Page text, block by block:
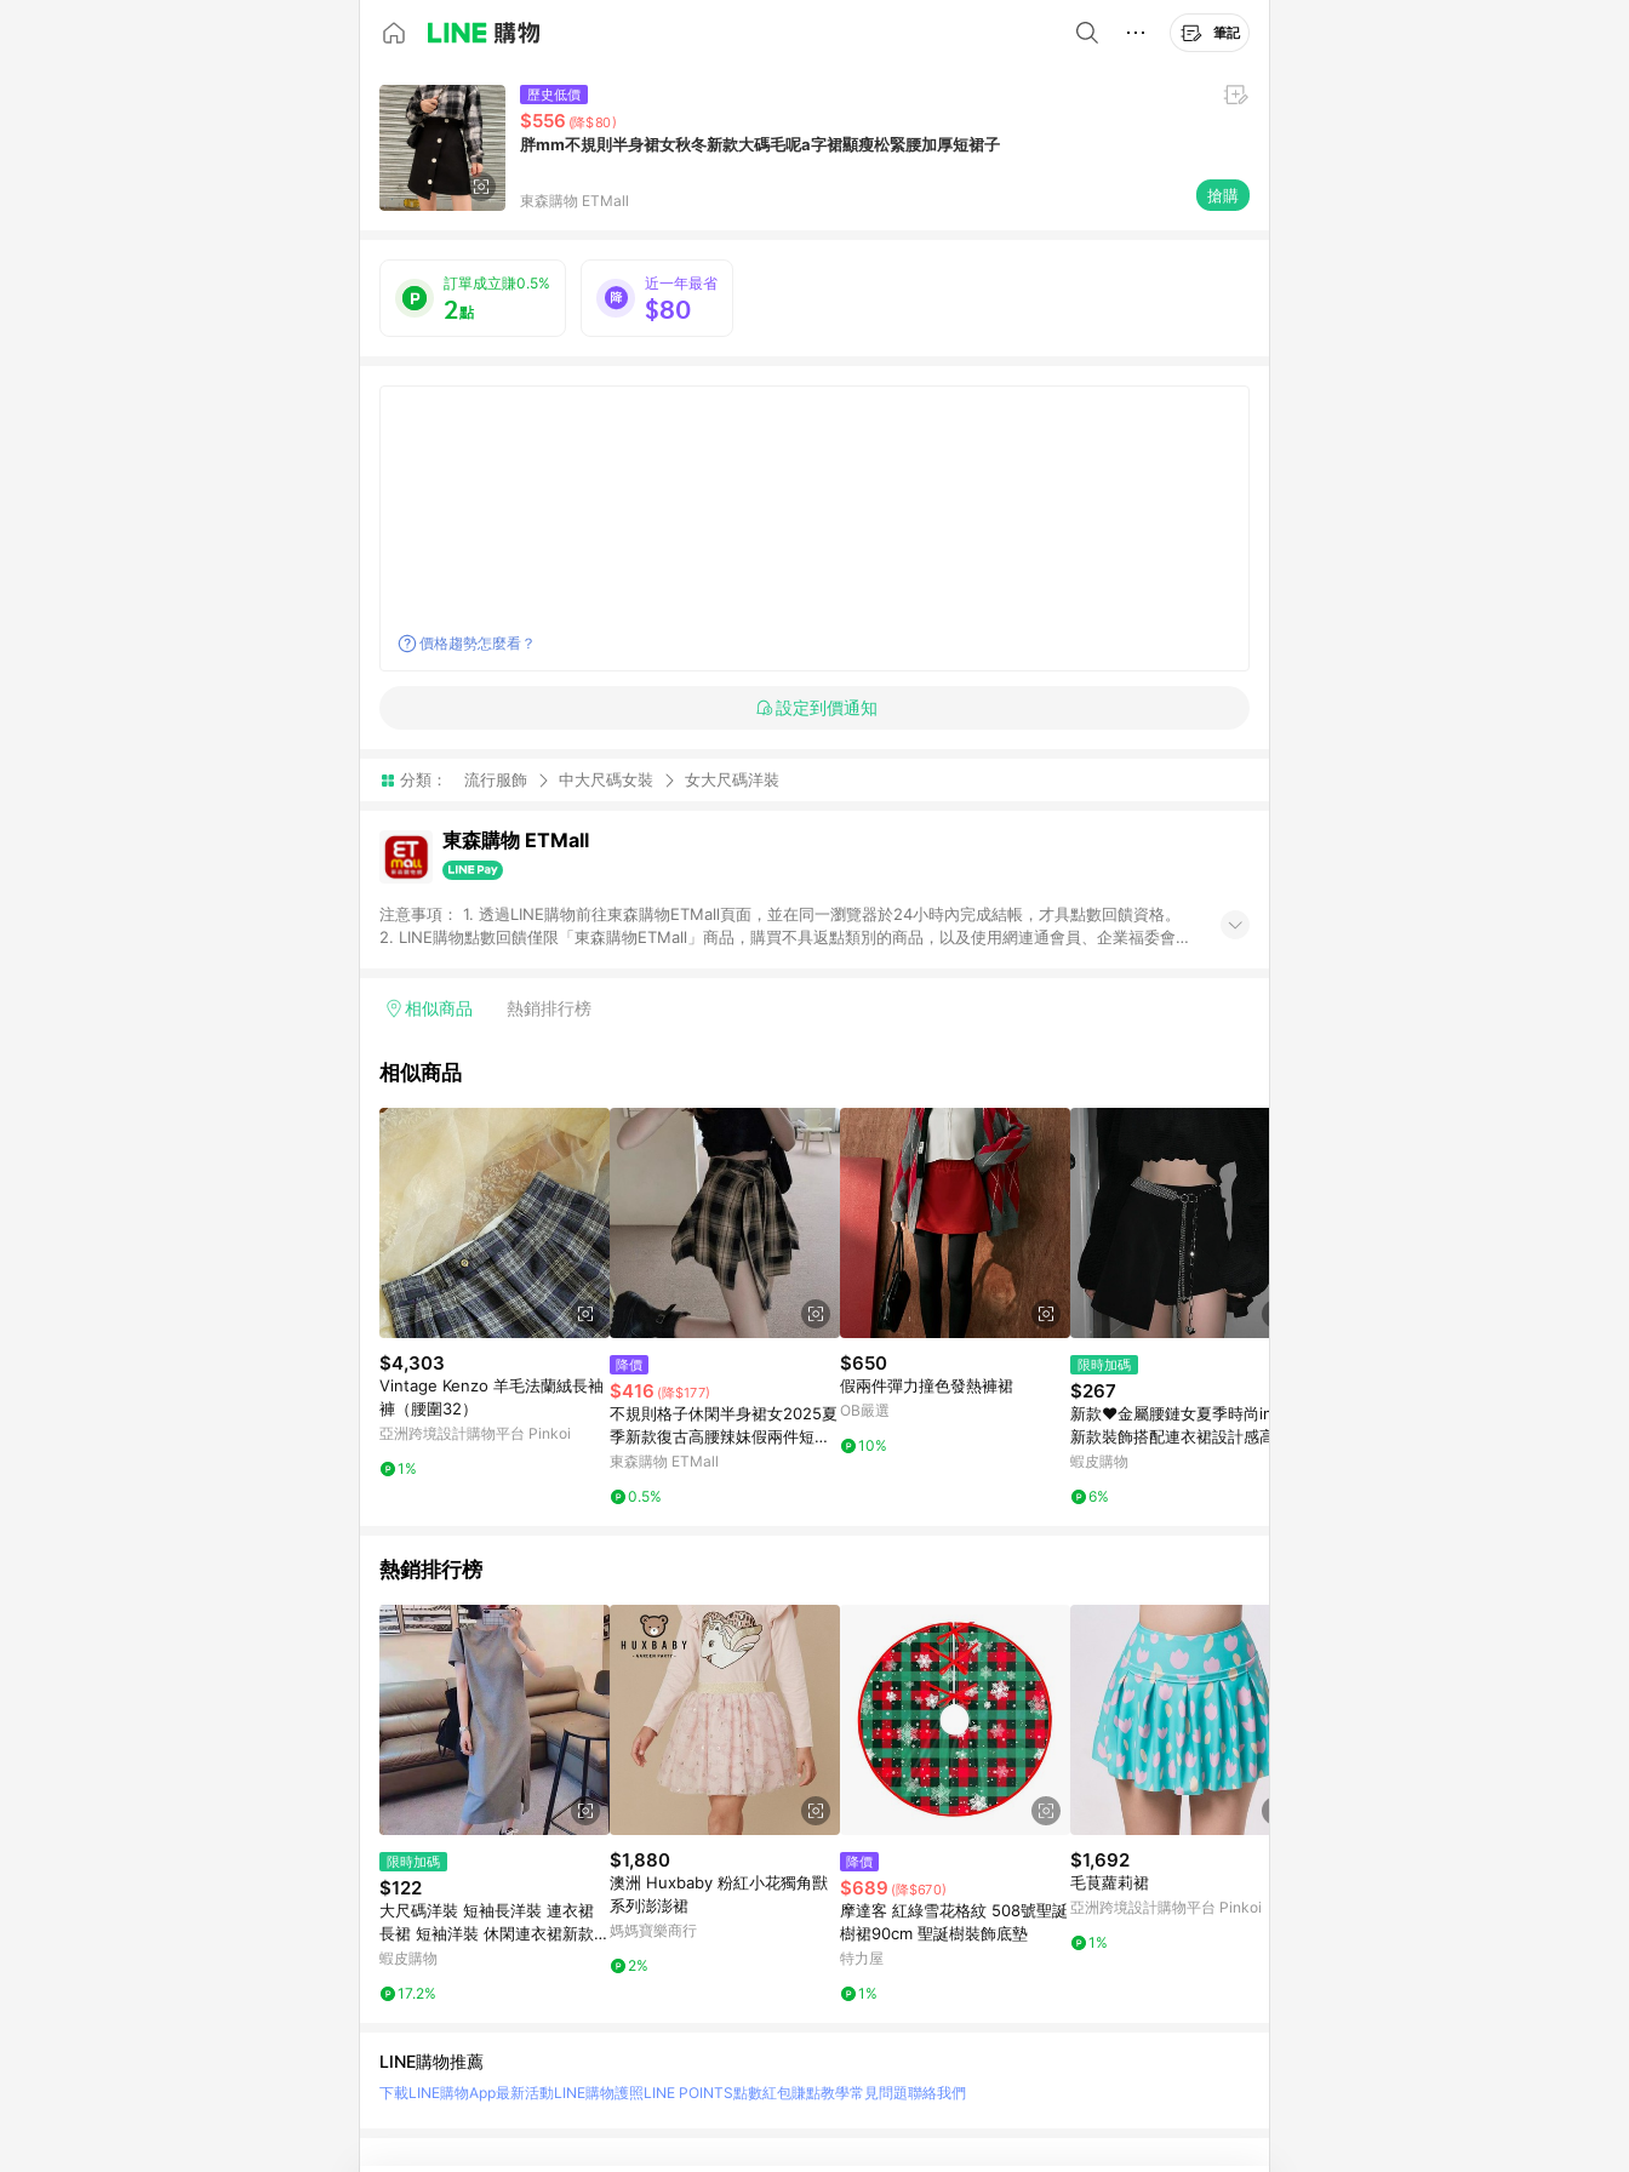
筆記
歷史低價
$556 (降$80)
胖mm不規則半身裙女秋冬新款大碼毛呢a字裙顯瘦松緊腰加厚短裙子
東森購物 ETMall 搶購
訂單成立賺0.5%
2點
近一年最省
$80
價格趨勢怎麼看？
設定到價通知
分類： 流行服飾 中大尺碼女裝 女大尺碼洋裝
東森購物 ETMall
注意事項： 1. 透過LINE購物前往東森購物ETMall頁面，並在同一瀏覽器於24小時內完成結帳，才具點數回饋資格。
2. LINE購物點數回饋僅限「東森購物ETMall」商品，購買不具返點類別的商品，以及使用網連通會員、企業福委會員
「草莓網」全館商品。 4. 如取消訂單、退貨、退款或購物中登出東森購物ETMall，將無法獲得點數回饋。 5. 點數回
面顯示為準。 7. LINE購物設有「單一商品最高回饋點數」機制(特殊活動時開放「回饋無上限」)，以同一訂單中同一
品資料更新會有時間差，如顯示之商品規格、顏色、價位、贈品與東森購物ETMall銷售網頁不符，以銷售網頁標示為
準。 9. 若有贈點爭議，請務必於訂單日期+180天以內至LINE購物客服洽詢；若超過180天(含)以上進行申訴，恕無法
贈點回饋。 10. 部分點數紅包僅限指定商品使用，或不適用於無回饋商品。各點數紅包之適用商品與使用條件請依點數
紅包頁面規則為準。
相似商品 熱銷排行榜
相似商品
$4,303
Vintage Kenzo 羊毛法蘭絨長袖
褲（腰圍32）
亞洲跨境設計購物平台 Pinkoi
1%
降價
$416 (降$177)
不規則格子休閑半身裙女2025夏
季新款復古高腰辣妹假兩件短褲
裙子
東森購物 ETMall
0.5%
$650
假兩件彈力撞色發熱褲裙
OB嚴選
10%
限時加碼
$267
新款♥金屬腰鏈女夏季時尚ins風
新款裝飾搭配連衣裙設計感高街
個性腰帶
蝦皮購物
6%
熱銷排行榜
限時加碼
$122
大尺碼洋裝 短袖長洋裝 連衣裙
長裙 短袖洋裝 休閑連衣裙新款顯
瘦大碼女裝夏短袖t恤中長款裙子
蝦皮購物
17.2%
$1,880
澳洲 Huxbaby 粉紅小花獨角獸
系列澎澎裙
媽媽寶樂商行
2%
降價
$689 (降$670)
摩達客 紅綠雪花格紋 508號聖誕
樹裙90cm 聖誕樹裝飾底墊
特力屋
1%
$1,692
毛茛蘿莉裙
亞洲跨境設計購物平台 Pinkoi
1%
LINE購物推薦
下載LINE購物App最新活動LINE購物護照LINE POINTS點數紅包賺點教學常見問題聯絡我們